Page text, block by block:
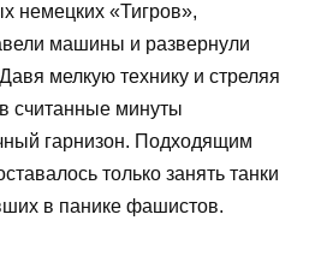
немецких «Тигров»,
машины и развернули
мелкую технику и стреляя
считанные минуты
гарнизон. Подходящим
только занять танки
в панике фашистов.